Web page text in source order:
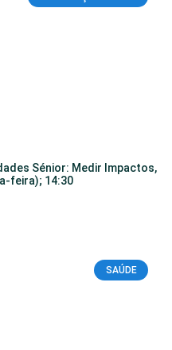
Sénior: Medir Impactos,
feira); 14:30
SAÚDE